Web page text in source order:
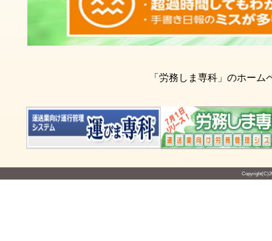
「労務しま専科」のホ